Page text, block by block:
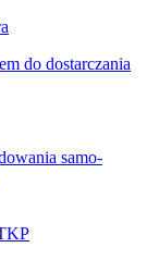
do dostarczania
samo-